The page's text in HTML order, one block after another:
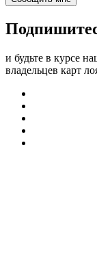
и будьте в курсе
владельцев карт